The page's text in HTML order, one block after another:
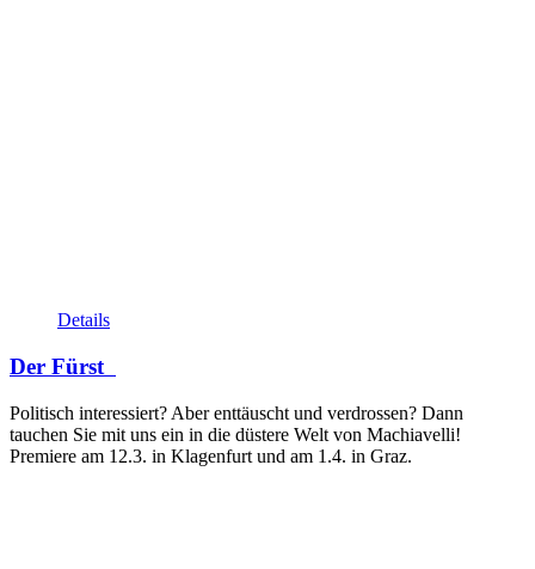
Details
Der Fürst
Politisch interessiert? Aber enttäuscht und verdrossen? Dann
tauchen Sie mit uns ein in die düstere Welt von Machiavelli!
Premiere am 12.3. in Klagenfurt und am 1.4. in Graz.